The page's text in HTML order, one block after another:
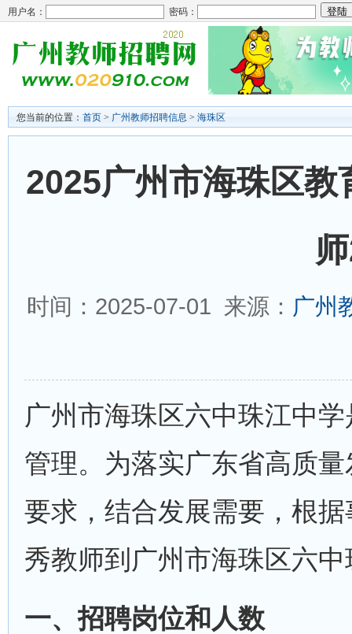
用户名： 密码：
您当前的位置： 首页 > 广州教师招聘信息 > 海珠区
2025广州市海珠区
时间：2025-07-01 来源： 广州
广州市海珠区六中珠江中
管理。为落实广东省高质
要求，结合发展需要，根
秀教师到广州市海珠区六
一、招聘岗位和人数